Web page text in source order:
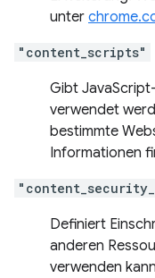
unter
"content_scripts"
Gibt
verwendet
bestimmte
Informationen
Definiert
anderen
verwenden